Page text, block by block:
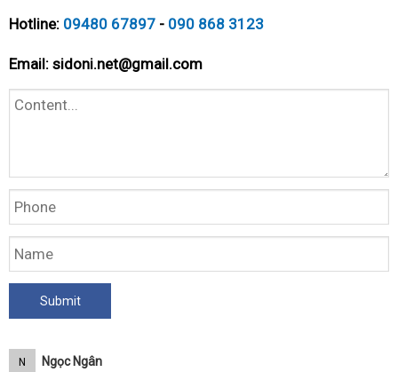
Hotline: 09480 67897 - 090 868 3123
Email: sidoni.net@gmail.com
N Ngọc Ngân